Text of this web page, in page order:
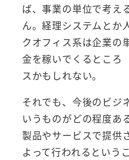
ば、事業の単位で考え
ん。経理システムとか
クオフィス系は企業の
金を稼いでくるところ
スかもしれない。
それでも、今後のビジ
いうものがどの程度あ
製品やサービスで提供
よって行われるという